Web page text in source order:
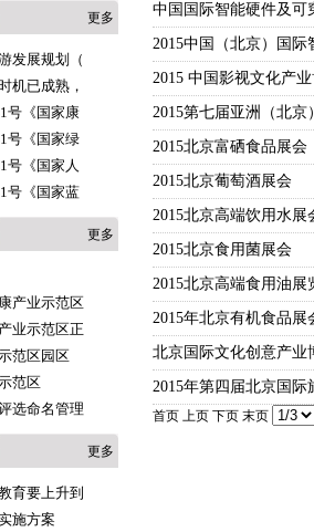
更多
发展规划（
机已成熟，
号《国家康
号《国家绿
号《国家人
号《国家蓝
更多
产业示范区
业示范区正
范区园区
范区
选命名管理
更多
育要上升到
施方案
中国国际智能硬件及可
2015中国（北京）国际
2015 中国影视文化产
2015第七届亚洲（北
2015北京富硒食品展会
2015北京葡萄酒展会
2015北京高端饮用水展
2015北京食用菌展会
2015北京高端食用油展
2015年北京有机食品展
北京国际文化创意产业
2015年第四届北京国际
首页 上页 下页 末页